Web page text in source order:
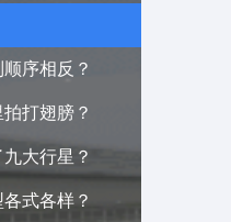
序相反？
打翅膀？
大行星？
式各样？